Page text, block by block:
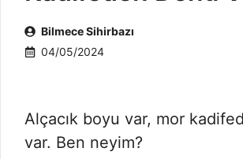
Bilmece Sihirbazı
04/05/2024
Alçacık boyu var, mor
var. Ben neyim?